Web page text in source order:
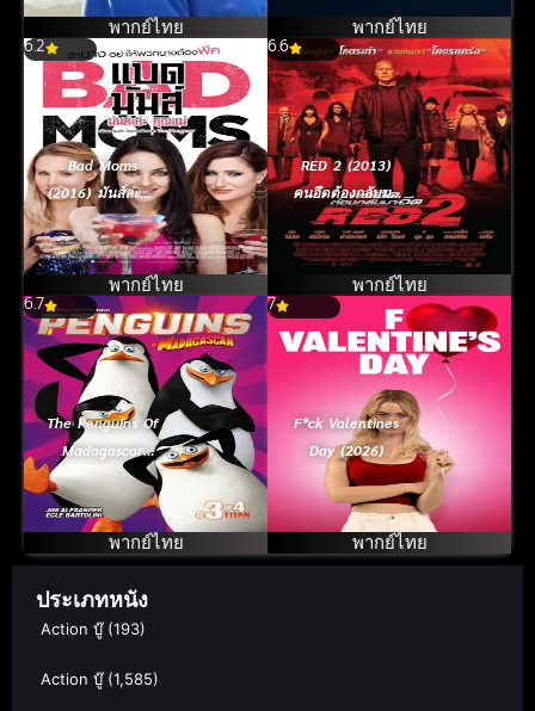
รักรุ่นพี่พากย์ไทย พากย์ไทย
6.2
Bad Moms
(2016) มันส์ล่ะค่ะ
คุณแม่
พากย์ไทย
6.6
RED 2 (2013)
คนอึดต้องกลับมา
อึด 2
พากย์ไทย
6.7
The Penguins Of
Madagascar
Vol.3 เพนกวิน
จอมป่วน ก๊วน
มาดากัสการ์ ชุด
3
พากย์ไทย
7
F*ck Valentines
Day (2026)
พากย์ไทย
ประเภทหนัง
Action บู๊(193)
Action บู๊(1,585)